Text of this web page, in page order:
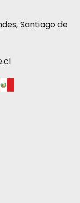
Santiago de